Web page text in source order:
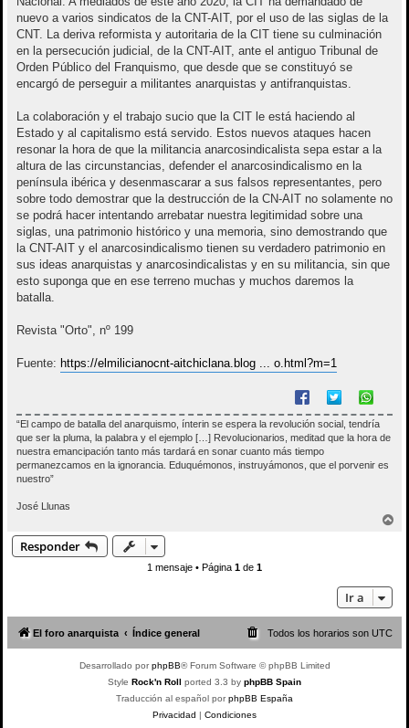
nuevo a varios sindicatos de la CNT-AIT, por el uso de las siglas de la
CNT. La deriva reformista y autoritaria de la CIT tiene su culminación
en la persecución judicial, de la CNT-AIT, ante el antiguo Tribunal de
Orden Público del Franquismo, que desde que se constituyó se
encargó de perseguir a militantes anarquistas y antifranquistas.
La colaboración y el trabajo sucio que la CIT le está haciendo al
Estado y al capitalismo está servido. Estos nuevos ataques hacen
resonar la hora de que la militancia anarcosindicalista sepa estar a la
altura de las circunstancias, defender el anarcosindicalismo en la
península ibérica y desenmascarar a sus falsos representantes, pero
sobre todo demostrar que la destrucción de la CN-AIT no solamente no
se podrá hacer intentando arrebatar nuestra legitimidad sobre una
siglas, una patrimonio histórico y una memoria, sino demostrando que
la CNT-AIT y el anarcosindicalismo tienen su verdadero patrimonio en
sus ideas anarquistas y anarcosindicalistas y en su militancia, sin que
esto suponga que en ese terreno muchas y muchos daremos la
batalla.
Revista "Orto", nº 199
Fuente: https://elmilicianocnt-aitchiclana.blog ... o.html?m=1
“El campo de batalla del anarquismo, ínterin se espera la revolución social, tendría
que ser la pluma, la palabra y el ejemplo […] Revolucionarios, meditad que la hora de
nuestra emancipación tanto más tardará en sonar cuanto más tiempo
permanezcamos en la ignorancia. Eduquémonos, instruyámonos, que el porvenir es
nuestro”
José Llunas
Responder
1 mensaje • Página 1 de 1
Ir a
El foro anarquista Índice general Todos los horarios son UTC
Desarrollado porphpBB® Forum Software © phpBB Limited
Style Rock'n Roll ported 3.3 by phpBB Spain
Traducción al español porphpBB España
Privacidad | Condiciones